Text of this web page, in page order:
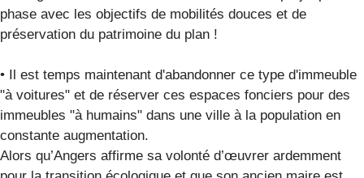
phase avec les objectifs de mobilités douces et de
préservation du patrimoine du plan !
• Il est temps maintenant d'abandonner ce type d'immeuble
"à voitures" et de réserver ces espaces fonciers pour des
immeubles "à humains" dans une ville à la population en
constante augmentation.
Alors qu’Angers affirme sa volonté d’œuvrer ardemment